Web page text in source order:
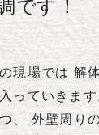
です！
現場では 解
っていきま
、 外壁周り